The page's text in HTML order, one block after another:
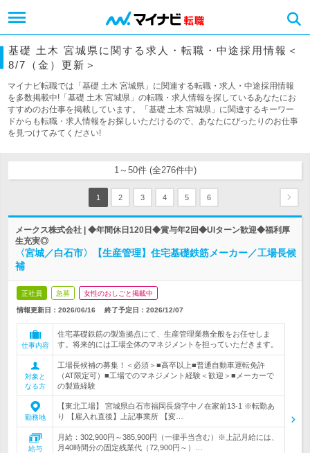
基礎 土木 宮城県に関する求人・転職・中途採用情報＜
8/7（金）更新＞
マイナビ転職では「基礎 土木 宮城県」に関連する転職・求人・中途採用情報
を多数掲載中!「基礎 土木 宮城県」の転職・求人情報を探しているあなたにお
すすめのお仕事を掲載しています。「基礎 土木 宮城県」に関連するキーワー
ドからも転職・求人情報をお探しいただけるので、あなたにぴったりのお仕事
を見つけてみてください!
1～50件 (全276件中)
1 2 3 4 5 6
メークス株式会社 | ◆年間休日120日◆賞与年2回◆UIターン歓迎◆福利厚
生充実◎
〈宮城／白石市〉【生産管理】住宅基礎鉄筋メーカー／工場長候
補
正社員 急募 女性のおしごと掲載中
情報更新日：2026/06/16 終了予定日： 2026/12/07
仕事内容
住宅基礎鉄筋の製造拠点にて、生産管理業務全般をお任せしま
す。将来的には工場全体のマネジメントを担っていただきます。
対象と
なる方
工場長候補の募集！＜必須＞■高卒以上■普通自動車運転免許
（AT限定可）■工場でのマネジメント経験＜歓迎＞■メーカーで
の製造経験
勤務地
【東北工場】 宮城県白石市福岡長袋字中ノ在家前13-1 ※転勤あ
り 【雇入れ直後】上記事業所 【変…
給与
月給：302,900円～385,900円（一律手当含む）※上記月給には、
月40時間分の固定残業代（72,900円～）…